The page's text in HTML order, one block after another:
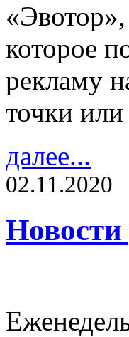
которое
рекламу
точки
далее...
02.11.2020